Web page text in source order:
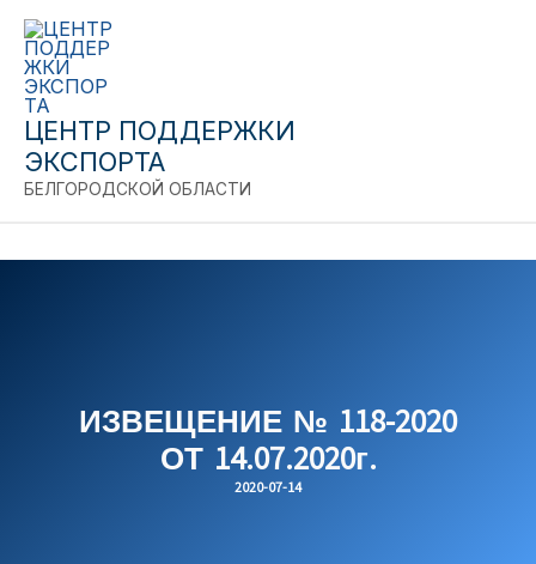
Перейти
содержимому
ЦЕНТР ПОДДЕРЖКИ
ЭКСПОРТА
БЕЛГОРОДСКОЙ ОБЛАСТИ
ИЗВЕЩЕНИЕ № 118-2020
ОТ 14.07.2020г.
2020-07-14